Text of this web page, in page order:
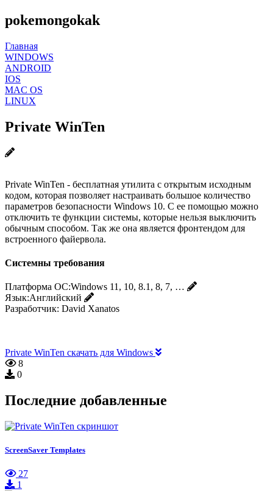
pokemongokak
Главная
WINDOWS
ANDROID
IOS
MAC OS
LINUX
Private WinTen
Private WinTen - бесплатная утилита с открытым исходным
кодом, которая позволяет настраивать большое количество
параметров безопасности Windows 10. С ее помощью можно
отключить те функции системы, которые нельзя выключить
обычным способом. Так же она является фронтендом для
встроенного файервола.
Системны требования
Платформа ОС:Windows 11, 10, 8.1, 8, 7, …
Язык:Английский
Разработчик: David Xanatos
Private WinTen скачать для Windows
8
0
Последние добавленные
ScreenSaver Templates
27
1